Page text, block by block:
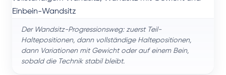
Der Wandsitz-Progressionsweg: zuerst Teil-
Haltepositionen, dann vollständige Haltepositionen,
dann Variationen mit Gewicht oder auf einem Bein,
sobald die Technik stabil bleibt.